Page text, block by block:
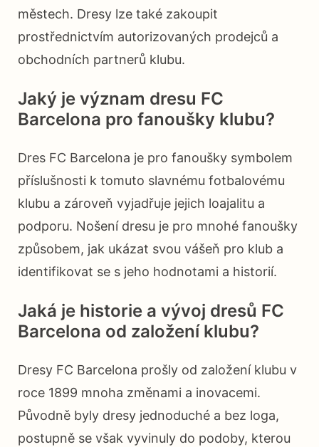
městech. Dresy lze také zakoupit
prostřednictvím autorizovaných prodejců a
obchodních partnerů klubu.
Jaký je význam dresu FC
Barcelona pro fanoušky klubu?
Dres FC Barcelona je pro fanoušky symbolem
příslušnosti k tomuto slavnému fotbalovému
klubu a zároveň vyjadřuje jejich loajalitu a
podporu. Nošení dresu je pro mnohé fanoušky
způsobem, jak ukázat svou vášeň pro klub a
identifikovat se s jeho hodnotami a historií.
Jaká je historie a vývoj dresů FC
Barcelona od založení klubu?
Dresy FC Barcelona prošly od založení klubu v
roce 1899 mnoha změnami a inovacemi.
Původně byly dresy jednoduché a bez loga,
postupně se však vyvinuly do podoby, kterou